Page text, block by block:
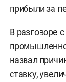
прибыли за
В разговоре с
назвал
ставку,